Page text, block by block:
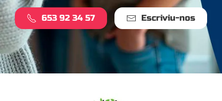
653 92 34 57 Escriviu-nos